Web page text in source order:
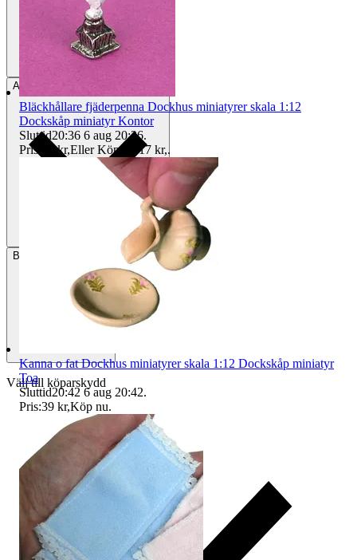
Avhämtning
Betalning
Välj till köparskydd
Bläckhållare fjäderpenna Dockhus miniatyrer skala 1:12
Dockskåp miniatyr Kontor
Sluttid20:36 6 aug 20:36.
Pris:
15 kr,Eller Köp nu 17 kr,.
Kanna o fat Dockhus miniatyrer skala 1:12 Dockskåp miniatyr
Toa
Sluttid20:42 6 aug 20:42.
Pris:39 kr,Köp nu.